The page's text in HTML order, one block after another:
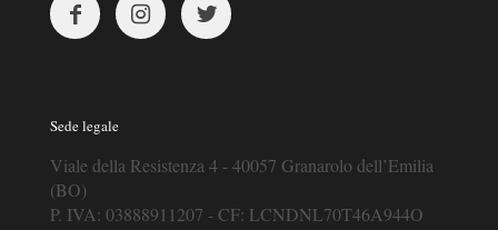
Sede legale
Viale della Resistenza 4 - 40057 Granarolo dell’Emilia
(BO)
P. IVA: 03888911207 - CF: LCNDNL70T46A944O